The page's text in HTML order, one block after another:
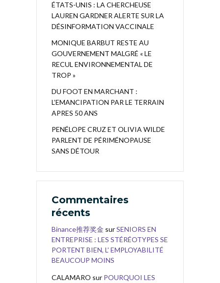
ÉTATS-UNIS : LA CHERCHEUSE
LAUREN GARDNER ALERTE SUR LA
DÉSINFORMATION VACCINALE
MONIQUE BARBUT RESTE AU
GOUVERNEMENT MALGRÉ « LE
RECUL ENVIRONNEMENTAL DE
TROP »
DU FOOT EN MARCHANT :
L’EMANCIPATION PAR LE TERRAIN
APRES 50 ANS
PENÉLOPE CRUZ ET OLIVIA WILDE
PARLENT DE PÉRIMÉNOPAUSE
SANS DÉTOUR
Commentaires
récents
Binance推荐奖金 surSENIORS EN
ENTREPRISE : LES STÉRÉOTYPES SE
PORTENT BIEN, L’ EMPLOYABILITÉ
BEAUCOUP MOINS
CALAMARO sur POURQUOI LES